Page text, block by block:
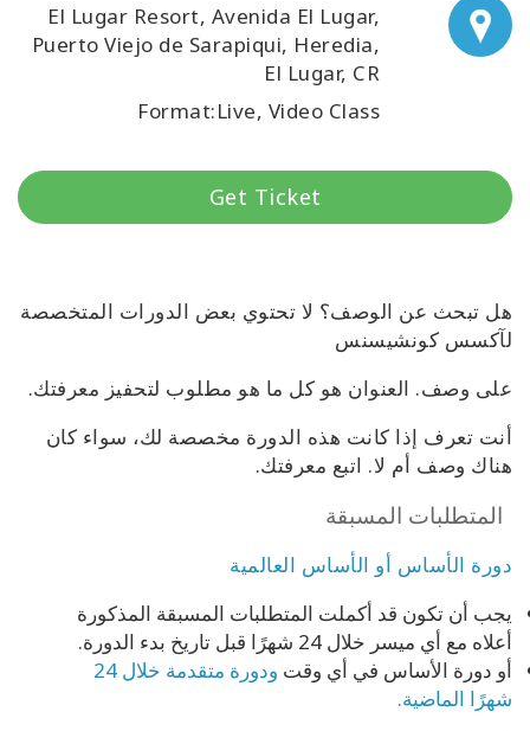
El Lugar Resort, Avenida El Lugar,
Puerto Viejo de Sarapiqui, Heredia,
El Lugar, CR
Format:Live, Video Class
Get Ticket
هل تبحث عن الوصف؟ لا تحتوي بعض الدورات المتخصصة
لآكسس كونشيسنس
على وصف. العنوان هو كل ما هو مطلوب لتحفيز معرفتك.
أنت تعرف إذا كانت هذه الدورة مخصصة لك، سواء كان
هناك وصف أم لا. اتبع معرفتك.
المتطلبات المسبقة
دورة الأساس أو الأساس العالمية
يجب أن تكون قد أكملت المتطلبات المسبقة المذكورة
أعلاه مع أي ميسر خلال 24 شهرًا قبل تاريخ بدء الدورة.
أو دورة الأساس في أي وقت
ودورة متقدمة خلال 24
شهرًا الماضية.